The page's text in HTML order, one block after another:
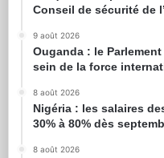
Conseil de sécurité de
9 août 2026
Ouganda : le
sein de la force
8 août 2026
Nigéria : les salaires
30% à 80% dès
8 août 2026